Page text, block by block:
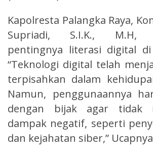
Kapolresta Palangka Raya,
Supriadi, S.I.K., M.H,
pentingnya literasi digital
“Teknologi digital telah
terpisahkan dalam
Namun, penggunaannya
dengan bijak agar tidak
dampak negatif, seperti
dan kejahatan siber,”